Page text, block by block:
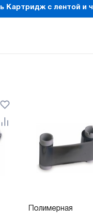
Картридж с лентой и
Полимерная